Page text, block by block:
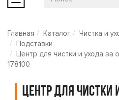
Главная Каталог
Чистка и
Подставки
Центр для чистки и ухода за
178100
Центр для чистки